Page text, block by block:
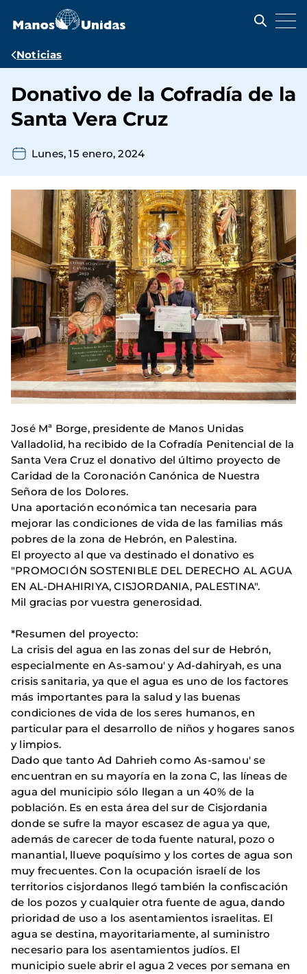
contenido
Ruta
navegación
Noticias
Donativo de la Cofradía de la
Santa Vera Cruz
Lunes, 15 enero, 2024
José Mª Borge, presidente de Manos Unidas
Valladolid, ha recibido de la Cofradía Penitencial de la
Santa Vera Cruz el donativo del último proyecto de
Caridad de la Coronación Canónica de Nuestra
Señora de los Dolores.
Una aportación económica tan necesaria para
mejorar las condiciones de vida de las familias más
pobres de la zona de Hebrón, en Palestina.
El proyecto al que va destinado el donativo es
"PROMOCIÓN SOSTENIBLE DEL DERECHO AL AGUA
EN AL-DHAHIRIYA, CISJORDANIA, PALESTINA".
Mil gracias por vuestra generosidad.
*Resumen del proyecto:
La crisis del agua en las zonas del sur de Hebrón,
especialmente en As-samou' y Ad-dahiryah, es una
crisis sanitaria, ya que el agua es uno de los factores
más importantes para la salud y las buenas
condiciones de vida de los seres humanos, en
particular para el desarrollo de niños y hogares sanos
y limpios.
Dado que tanto Ad Dahrieh como As-samou' se
encuentran en su mayoría en la zona C, las líneas de
agua del municipio sólo llegan a un 40% de la
población. Es en esta área del sur de Cisjordania
donde se sufre la mayor escasez de agua ya que,
además de carecer de toda fuente natural, pozo o
manantial, llueve poquísimo y los cortes de agua son
muy frecuentes. Con la ocupación israelí de los
territorios cisjordanos llegó también la confiscación
de los pozos y cualquier otra fuente de agua, dando
prioridad de uso a los asentamientos israelitas. El
agua se destina, mayoritariamente, al suministro
necesario para los asentamientos judíos. El
municipio suele abrir el agua 2 veces por semana en